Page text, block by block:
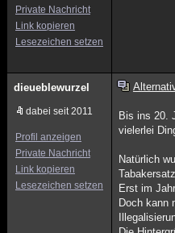
Private Nachricht
Link kopieren
Lesezeichen setzen
dieueblewurzel
dabei seit 2011
Profil anzeigen
Private Nachricht
Link kopieren
Lesezeichen setzen
Bis ins 20.
vielerlei
Natürlich
Erst im
Doch kann